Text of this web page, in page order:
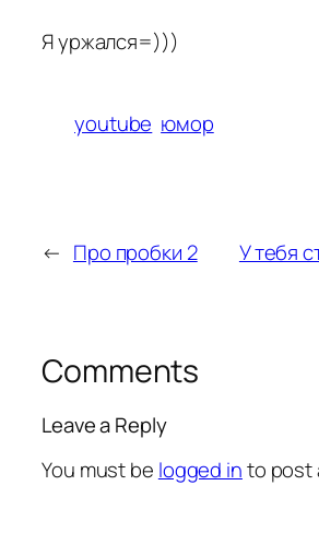
Я уржался=)))
youtube юмор
← Про пробки 2 У тебя
Comments
Leave a Reply
You must be logged into post